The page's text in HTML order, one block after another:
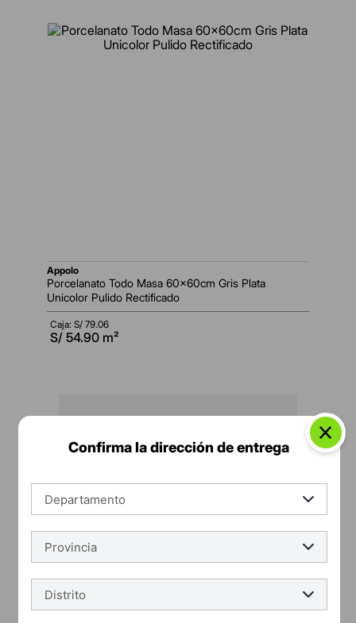
appolo
Porcelanato Todo Masa 60x60cm Gris Plata
Unicolor Pulido Rectificado
Caja: S/ 79.06
S/ 54.90 m²
Confirma la dirección de entrega